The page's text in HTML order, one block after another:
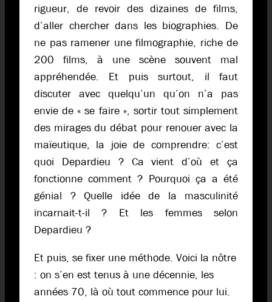
rigueur, de revoir des dizaines de films,
d’aller chercher dans les biographies. De
ne pas ramener une filmographie, riche de
200 films, à une scène souvent mal
appréhendée. Et puis surtout, il faut
discuter avec quelqu’un qu’on n’a pas
envie de « se faire », sortir tout simplement
des mirages du débat pour renouer avec la
maïeutique, la joie de comprendre: c’est
quoi Depardieu ? Ca vient d’où et ça
fonctionne comment ? Pourquoi ça a été
génial ? Quelle idée de la masculinité
incarnait-t-il ? Et les femmes selon
Depardieu ?
Et puis, se fixer une méthode. Voici la nôtre
: on s’en est tenus à une décennie, les
années 70, là où tout commence pour lui.